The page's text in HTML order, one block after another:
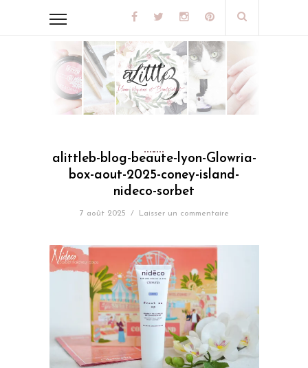
alittleb-blog-beaute-lyon-Glowria-
box-aout-2025-coney-island-
nideco-sorbet
7 août 2025 / Laisser un commentaire